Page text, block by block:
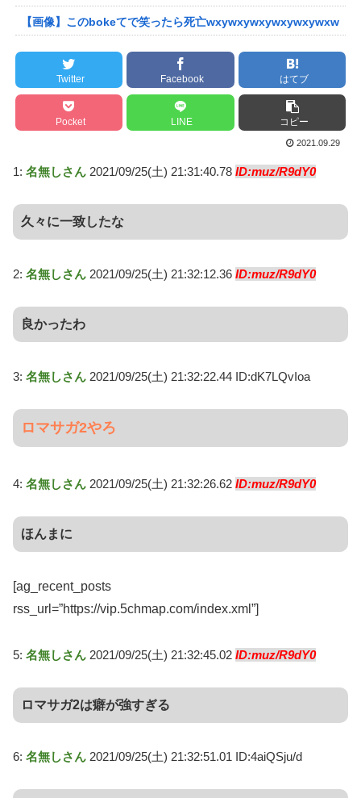
【画像】このbokeてで笑ったら死亡wxywxywxywxywxywxw
Twitter Facebook はてブ
Pocket LINE コピー
2021.09.29
1: 名無しさん 2021/09/25(土) 21:31:40.78 ID:muz/R9dY0
久々に一致したな
2: 名無しさん 2021/09/25(土) 21:32:12.36 ID:muz/R9dY0
良かったわ
3: 名無しさん 2021/09/25(土) 21:32:22.44 ID:dK7LQvIoa
ロマサガ2やろ
4: 名無しさん 2021/09/25(土) 21:32:26.62 ID:muz/R9dY0
ほんまに
[ag_recent_posts
rss_url=”https://vip.5chmap.com/index.xml”]
5: 名無しさん 2021/09/25(土) 21:32:45.02 ID:muz/R9dY0
ロマサガ2は癖が強すぎる
6: 名無しさん 2021/09/25(土) 21:32:51.01 ID:4aiQSju/d